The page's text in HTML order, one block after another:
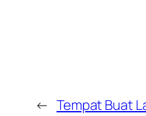
← Tempat Buat